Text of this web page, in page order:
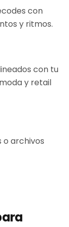
con
y ritmos.
con tu
y retail
o archivos